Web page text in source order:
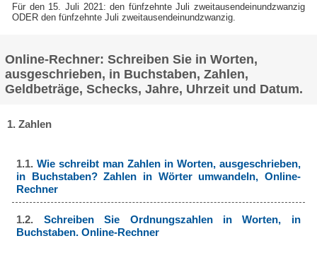
Für den 15. Juli 2021: den fünfzehnte Juli zweitausendeinundzwanzig
ODER den fünfzehnte Juli zweitausendeinundzwanzig.
Online-Rechner: Schreiben Sie in Worten,
ausgeschrieben, in Buchstaben, Zahlen,
Geldbeträge, Schecks, Jahre, Uhrzeit und Datum.
1. Zahlen
1.1.Wie schreibt man Zahlen in Worten, ausgeschrieben,
in Buchstaben? Zahlen in Wörter umwandeln, Online-
Rechner
1.2. Schreiben Sie Ordnungszahlen in Worten, in
Buchstaben. Online-Rechner